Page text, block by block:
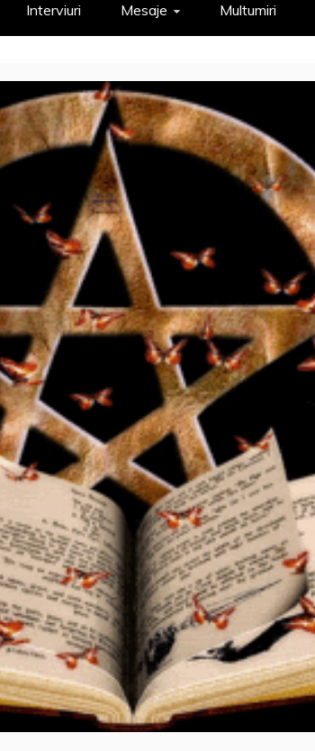
Interviuri Mesaje Multumiri